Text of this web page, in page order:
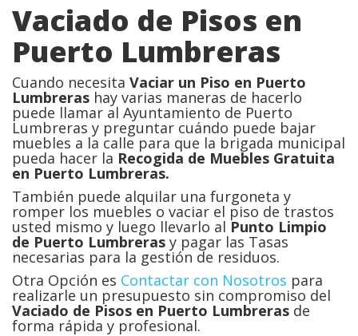
Vaciado de Pisos en
Puerto Lumbreras
Cuando necesita Vaciar un Piso en Puerto
Lumbreras hay varias maneras de hacerlo
puede llamar al Ayuntamiento de Puerto
Lumbreras y preguntar cuándo puede bajar
muebles a la calle para que la brigada municipal
pueda hacer la Recogida de Muebles Gratuita
en Puerto Lumbreras.
También puede alquilar una furgoneta y
romper los muebles o vaciar el piso de trastos
usted mismo y luego llevarlo al Punto Limpio
de Puerto Lumbreras y pagar las Tasas
necesarias para la gestión de residuos.
Otra Opción es Contactar con Nosotros para
realizarle un presupuesto sin compromiso del
Vaciado de Pisos en Puerto Lumbreras de
forma rápida y profesional.